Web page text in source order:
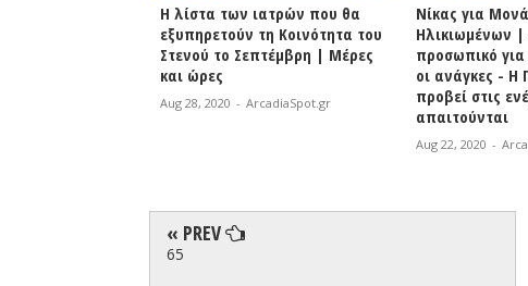
Η λίστα των ιατρών που θα
εξυπηρετούν τη Κοινότητα του
Στενού το Σεπτέμβρη | Μέρες
και ώρες
Aug 28, 2020 - ArcadiaSpot.gr
Νίκας για
Ηλικιωμένων |
προσωπικό
οι ανάγκες - Η
προβεί στις
απαιτούνται
Aug 22, 2020 -
« PREV
65